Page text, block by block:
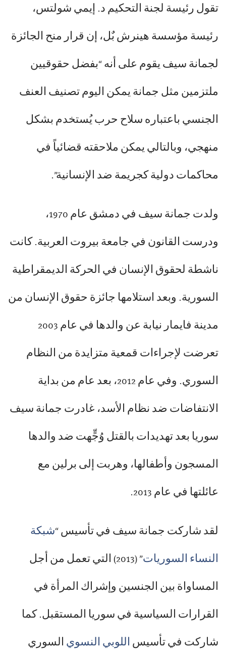
تقول رئيسة لجنة التحكيم د. إيمي شولتس،
رئيسة مؤسسة هينرش بٌل، إن قرار منح الجائزة
لجمانة سيف يقوم على أنه “بفضل حقوقيين
ملتزمين مثل جمانة يمكن اليوم تصنيف العنف
الجنسي باعتباره سلاح حرب يُستخدم بشكل
منهجي، وبالتالي يمكن ملاحقته قضائياً في
محاكمات دولية كجريمة ضد الإنسانية”.
ولدت جمانة سيف في دمشق عام 1970،
ودرست القانون في جامعة بيروت العربية. كانت
ناشطة لحقوق الإنسان في الحركة الديمقراطية
السورية. وبعد استلامها جائزة حقوق الإنسان من
مدينة فايمار نيابة عن والدها في عام 2003
تعرضت لإجراءات قمعية متزايدة من النظام
السوري. وفي عام 2012، بعد عام من بداية
الانتفاضات ضد نظام الأسد، غادرت جمانة سيف
سوريا بعد تهديدات بالقتل وُجٍّهت ضد والدها
المسجون وأطفالها، وهربت إلى برلين مع
عائلتها في عام 2013.
لقد شاركت جمانة سيف في تأسيس “شبكة
النساء السوريات
” (2013) التي تعمل من أجل
المساواة بين الجنسين وإشراك المرأة في
القرارات السياسية في سوريا المستقبل. كما
شاركت في تأسيس اللوبي النسوي السوري